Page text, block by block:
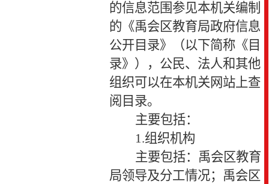
的信息范围参见本机关编制
的《禹会区教育局政府信息
公开目录》（以下简称《目
录》），公民、法人和其他
组织可以在本机关网站上查
阅目录。
主要包括：
1.组织机构
主要包括：禹会区教育
局领导及分工情况；禹会区